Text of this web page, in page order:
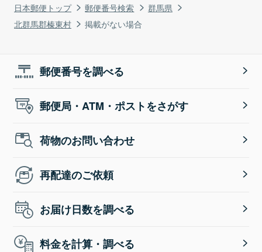
日本郵便トップ 郵便番号検索
群馬県
北群馬郡榛東村
掲載がない場合
郵便番号を調べる
郵便局・ATM・ポストをさがす
荷物のお問い合わせ
再配達のご依頼
お届け日数を調べる
料金を計算・調べる